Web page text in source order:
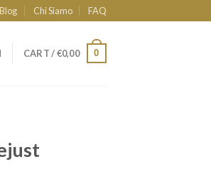
Blog Chi Siamo FAQ
CART /€0,00 0